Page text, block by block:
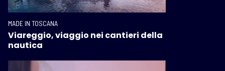
MADE IN TOSCANA
Viareggio, viaggio nei cantieri della
nautica